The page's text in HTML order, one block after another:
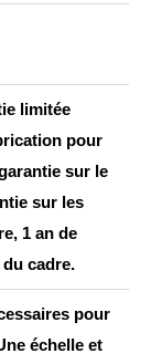
limitée
pour
sur le
sur les
1 an de
cadre.
pour
échelle et